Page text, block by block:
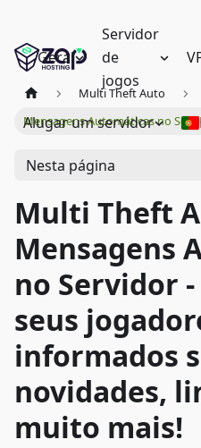
Geral
Servidor
de
jogos
Alugar um servidor
Multi Theft Auto
Mensagens Automáticas no
Nesta página
Multi Theft
Mensagens
no Servidor
seus
informados
novidades,
muito mais!